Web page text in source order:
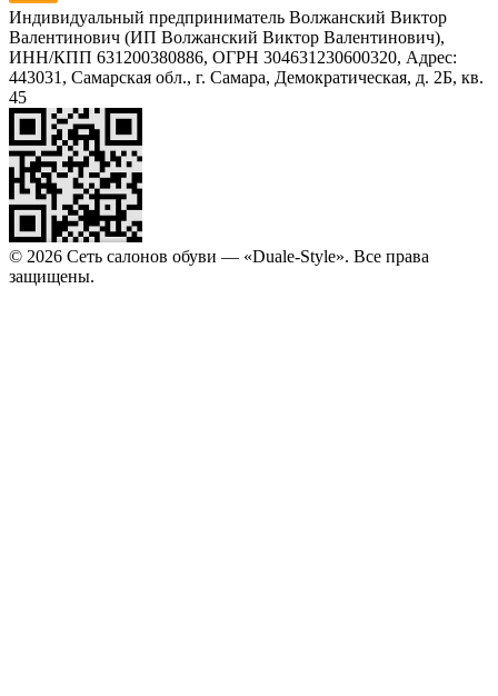
Индивидуальный предприниматель Волжанский Виктор
Валентинович (ИП Волжанский Виктор Валентинович),
ИНН/КПП 631200380886, ОГРН 304631230600320, Адрес:
443031, Самарская обл., г. Самара, Демократическая, д. 2Б, кв.
45
© 2026 Сеть салонов обуви — «Duale-Style». Все права
защищены.